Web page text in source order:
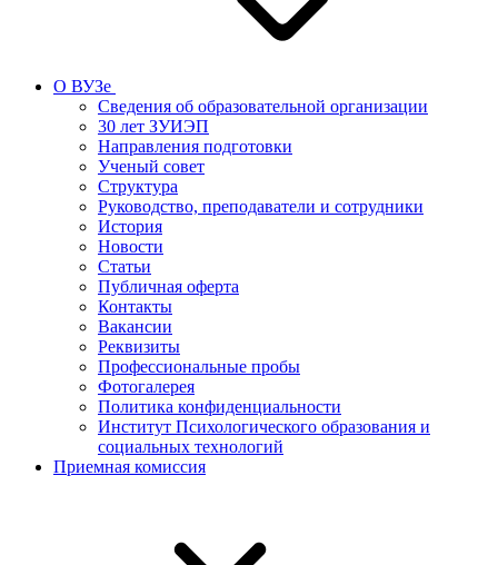
О ВУЗе
Сведения об образовательной организации
30 лет ЗУИЭП
Направления подготовки
Ученый совет
Структура
Руководство, преподаватели и сотрудники
История
Новости
Статьи
Публичная оферта
Контакты
Вакансии
Реквизиты
Профессиональные пробы
Фотогалерея
Политика конфиденциальности
Институт Психологического образования и
социальных технологий
Приемная комиссия